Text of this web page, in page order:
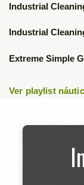
▶
Industrial
▶
Industrial
▶
Extreme Simple
Ver playlist